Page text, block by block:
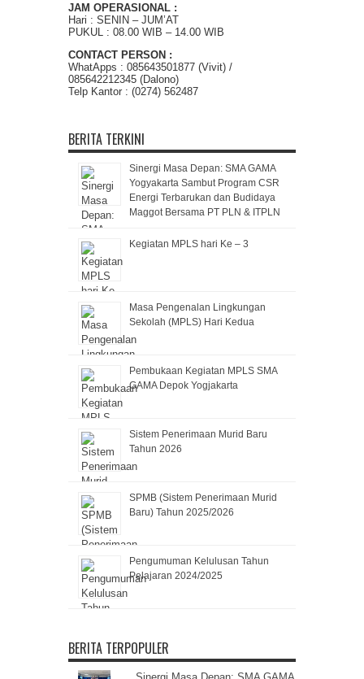
JAM OPERASIONAL :
Hari : SENIN – JUM’AT
PUKUL : 08.00 WIB – 14.00 WIB
CONTACT PERSON :
WhatApps : 085643501877 (Vivit) /
085642212345 (Dalono)
Telp Kantor : (0274) 562487
BERITA TERKINI
Sinergi Masa Depan: SMA GAMA
Yogyakarta Sambut Program CSR
Energi Terbarukan dan Budidaya
Maggot Bersama PT PLN & ITPLN
Kegiatan MPLS hari Ke – 3
Masa Pengenalan Lingkungan
Sekolah (MPLS) Hari Kedua
Pembukaan Kegiatan MPLS SMA
GAMA Depok Yogjakarta
Sistem Penerimaan Murid Baru
Tahun 2026
SPMB (Sistem Penerimaan Murid
Baru) Tahun 2025/2026
Pengumuman Kelulusan Tahun
Pelajaran 2024/2025
BERITA TERPOPULER